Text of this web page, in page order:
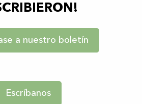
a nuestro boletín
Escríbanos